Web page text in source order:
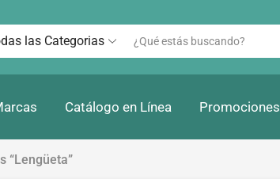
las Categorias
Catálogo en Línea Promociones
“lengüeta”